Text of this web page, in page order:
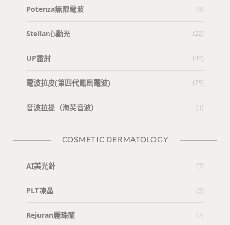
Potenza無限電波 (9)
Stellar心動光 (22)
UP雷射 (34)
電波拉皮(第四代鳳凰電波) (25)
⾳波拉提（海芙⾳波） (1)
COSMETIC DERMATOLOGY
AI美光針 (3)
PLT凍晶 (9)
Rejuran麗珠蘭 (7)